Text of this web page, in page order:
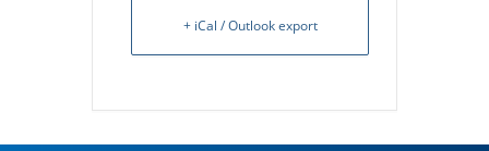
+ iCal / Outlook export